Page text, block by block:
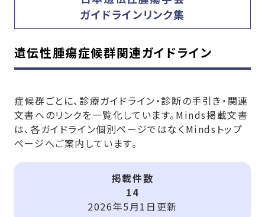
ガイドラインリンク集
遺伝性腫瘍症候群関連ガイドライン
症候群ごとに、診療ガイドライン・診断の手引き・関連
文書へのリンクを一覧化しています。Minds掲載文書
は、各ガイドライン個別ページではなくMindsトップ
ページへご案内しています。
掲載件数
14
2026年5月1日更新